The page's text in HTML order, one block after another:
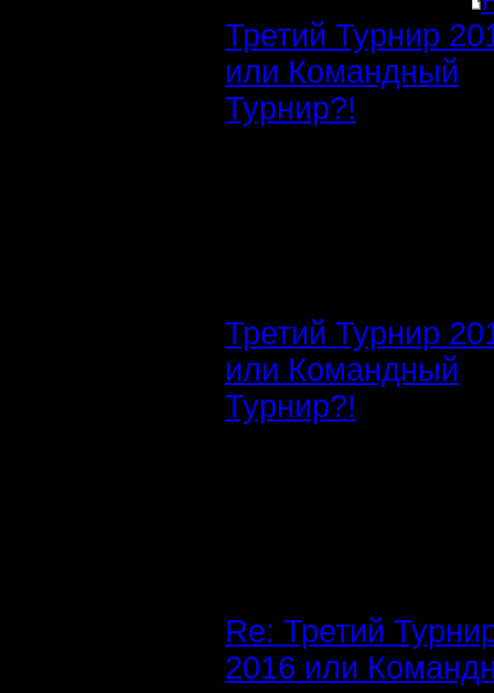
Третий Турнир
или Командный
Турнир?!
Третий Турнир
или Командный
Турнир?!
Re: Третий
2016 или